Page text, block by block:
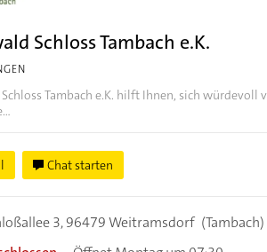
Schloss Tambach e.K.
Tambach e.K. hilft Ihnen, sich würdevoll
Chat starten
3,96479 Weitramsdorf (Tambach)